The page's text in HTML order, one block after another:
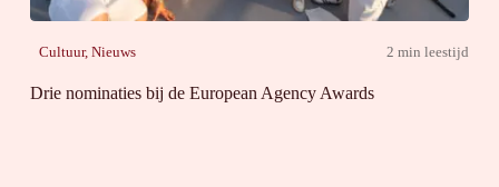
Cultuur, Nieuws 2 min leestijd
Drie nominaties bij de European Agency Awards